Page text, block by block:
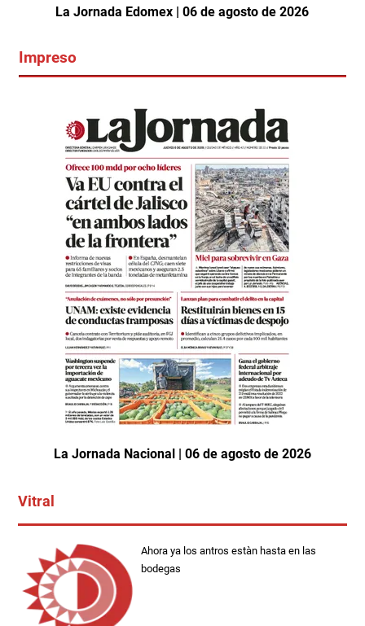
La Jornada Edomex | 06 de agosto de 2026
Impreso
La Jornada Nacional | 06 de agosto de 2026
Vitral
Ahora ya los antros estàn hasta en las
bodegas